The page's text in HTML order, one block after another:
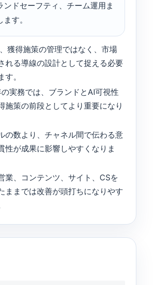
ンドセーフティ、チーム運用ま
す。
獲得施策の管理ではなく、市場
れる導線の設計として捉える必要
す。
実務では、ブランドとAI可視性
施策の前段としてより重要になり
の数より、チャネル間で伝わる意
性が成果に影響しやすくなりま
業、コンテンツ、サイト、CSを
ままでは改善が頭打ちになりやす